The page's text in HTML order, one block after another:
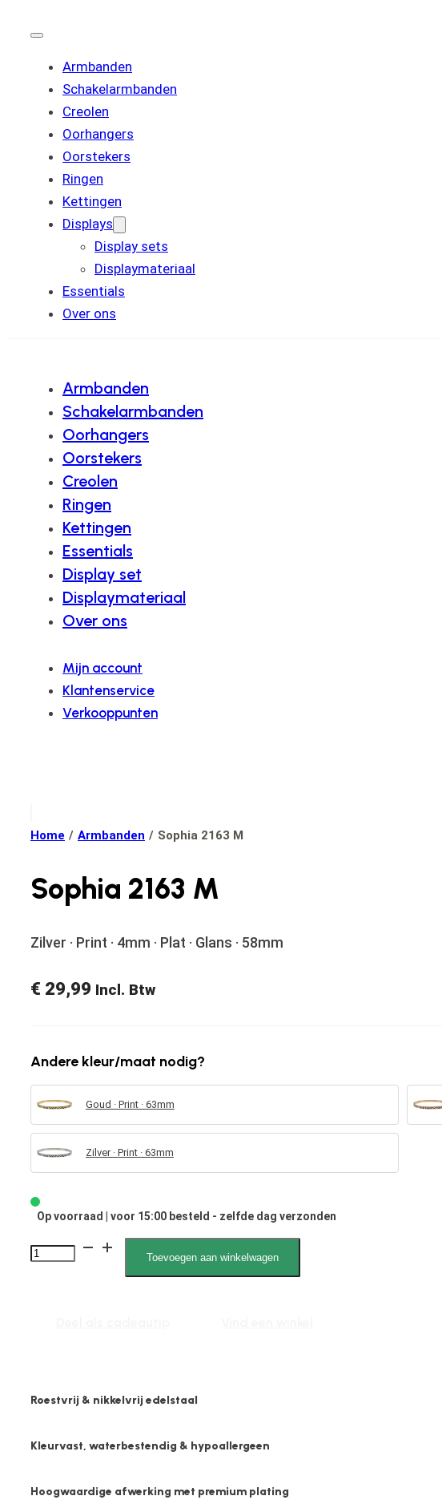
Armbanden
Schakelarmbanden
Creolen
Oorhangers
Oorstekers
Ringen
Kettingen
Displays
Display sets
Displaymateriaal
Essentials
Over ons
Armbanden
Schakelarmbanden
Oorhangers
Oorstekers
Creolen
Ringen
Kettingen
Essentials
Display set
Displaymateriaal
Over ons
Mijn account
Klantenservice
Verkooppunten
Home / Armbanden / Sophia 2163 M
Sophia 2163 M
Zilver · Print · 4mm · Plat · Glans · 58mm
€ 29,99 Incl. Btw
Andere kleur/maat nodig?
Goud · Print · 63mm
Zilver · Print · 63mm
Op voorraad | voor 15:00 besteld - zelfde dag verzonden
Sophia
Toevoegen aan winkelwagen
Roestvrij & nikkelvrij edelstaal
Kleurvast, waterbestendig & hypoallergeen
Hoogwaardige afwerking met premium plating